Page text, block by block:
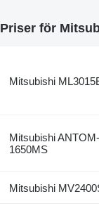
Priser för
Mitsubishi
Mitsubishi ANTOM-
1650MS
Mitsubishi